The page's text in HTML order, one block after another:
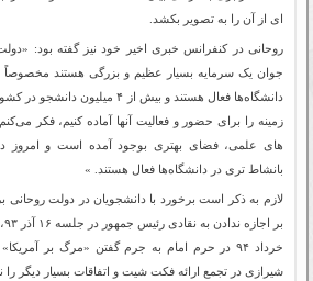
ای از آن را به تصویر بکشد.
روحانی در کنفرانس خبری اخیر خود نیز گفته بود:
جوان یک سرمایه بسیار عظیم و بزرگی هستند مخصوصاً
دانشگاه‌ها فعال هستند و بیش از ۴
زمینه را برای حضور و فعالیت آنها آماده کنیم، فکر
های علمی، فضای بهتری بوجود آمده است و امروز
بانشاط تری در دانشگاه‌ها فعال هستند. »
لازم به ذکر است برخورد با دانشجویان در دولت روحانی
خرداد ۹۴ در حرم امام به جرم گفتن «مرگ بر
شیرازی در تجمع ارائه فکت شیت و اتفاقات بسیار دیگر را